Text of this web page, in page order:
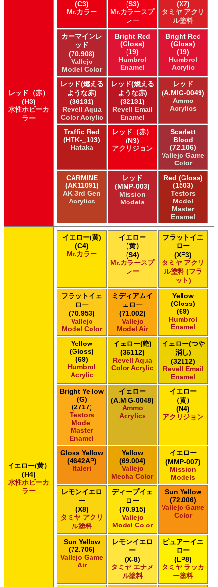
レッド（赤）
(H3)
水性ホビーカ
ラー
(C3)
Mr.カラー
(S3)
Mr.カラースプ
レー
(X7)
タミヤ アクリ
ル塗料
カーマインレ
ッド
(70.908)
Vallejo
Model Color
Bright Red
(Gloss)
(19)
Humbrol
Enamel
Bright Red
(Gloss)
(19)
Humbrol
Acrylic
レッド(燃える
ような赤)
(36131)
Revell Aqua
Color Acrylic
レッド(燃える
ような赤)
(32131)
Revell Email
Enamel
レッド
(A.MIG-0049)
Ammo
Acrylics
Traffic Red
(HTK-_103)
Hataka
レッド（赤）
(N3)
アクリジョン
Scarlett
Blood
(72.106)
Vallejo Game
Color
CARMINE
(AK11091)
AK 3rd Gen
Acrylics
レッド
(MMP-003)
Mission
Models
Red (Gloss)
(1503)
Testors
Model
Master
Enamel
イエロー(黄）
(H4)
水性ホビーカ
ラー
イエロー(黄)
(C4)
Mr.カラー
イエロー
（黄）
(S4)
Mr.カラースプ
レー
フラットイエ
ロー
(XF3)
タミヤ アクリ
ル塗料 (フラ
ット)
フラットイェ
ロー
(70.953)
Vallejo
Model Color
ミディアムイ
ェロー
(71.002)
Vallejo
Model Air
Yellow
(Gloss)
(69)
Humbrol
Enamel
Yellow
(Gloss)
(69)
Humbrol
Acrylic
イェロー(艶)
(36112)
Revell Aqua
Color Acrylic
イェロー(つや
消し)
(32112)
Revell Email
Enamel
Bright Yellow
(G)
(2717)
Testors
Model
Master
Enamel
イェロー
(A.MIG-0048)
Ammo
Acrylics
イエロー
（黄）
(N4)
アクリジョン
Gloss Yellow
(4642AP)
Italeri
Yellow
(69.004)
Vallejo
Mecha Color
イエロー
(MMP-007)
Mission
Models
レモンイエロ
ー
(X8)
タミヤ アクリ
ル塗料
ディープイェ
ロー
(70.915)
Vallejo
Model Color
Sun Yellow
(72.006)
Vallejo Game
Color
Sun Yellow
(72.706)
Vallejo Game
Air
レモンイエロ
ー
(X-8)
タミヤ エナメ
ル塗料
ピュアーイエ
ロー
(LP8)
タミヤ ラッカ
ー塗料